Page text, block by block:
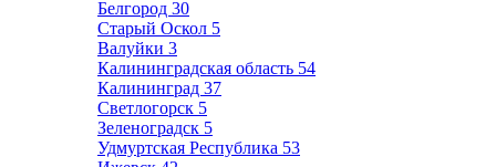
Белгород 30
Старый Оскол 5
Валуйки 3
Калининградская область 54
Калининград 37
Светлогорск 5
Зеленоградск 5
Удмуртская Республика 53